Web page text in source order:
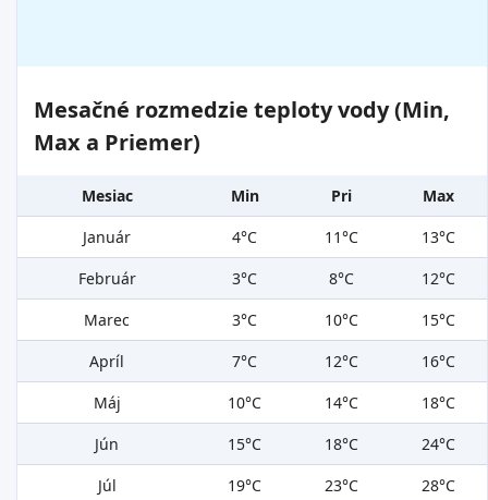
Mesačné rozmedzie teploty vody (Min,
Max a Priemer)
Mesiac Min Pri
Max
Január
4°C 11°C
13°C
Február
3°C 8°C
12°C
Marec
3°C 10°C
15°C
Apríl
7°C 12°C
16°C
Máj
10°C 14°C
18°C
Jún
15°C 18°C
24°C
Júl
19°C 23°C
28°C